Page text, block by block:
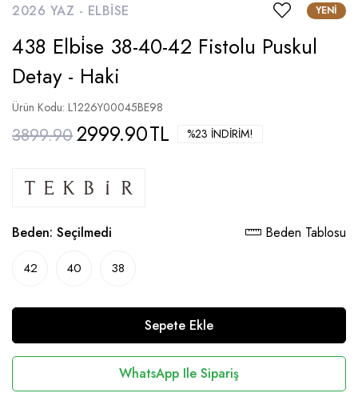
2026 YAZ - ELBISE YENI
438 Elbi̇se 38-40-42 Fistolu Puskul
Detay - Haki
Ürün Kodu: L1226Y00045BE98
3899.902999.90TL %23 İNDIRIM!
Beden: Seçilmedi Beden Tablosu
42 40 38
Sepete Ekle
WhatsApp Ile Sipariş